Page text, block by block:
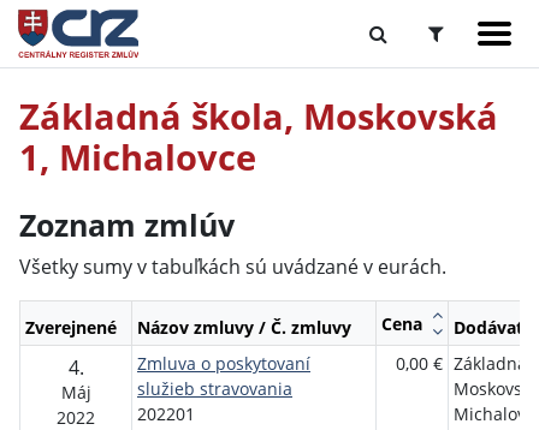
Základná škola, Moskovská
1, Michalovce
Zoznam zmlúv
Všetky sumy v tabuľkách sú uvádzané v eurách.
Zverejnené Názov zmluvy / Č. zmluvy Cena Dodávateľ
4.
Máj
2022
Zmluva o poskytovaní
služieb stravovania
202201
0,00 € Základná